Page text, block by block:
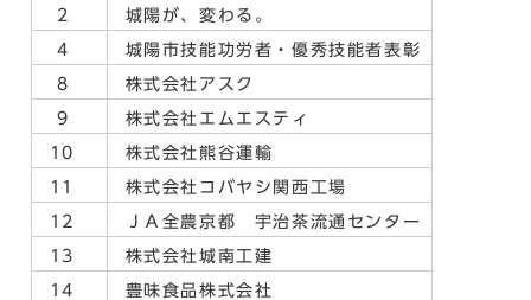
2 城陽が、変わる。
4 城陽市技能功労者・優秀技能者表彰
8 株式会社アスク
9 株式会社エムエスティ
10 株式会社熊谷運輸
11 株式会社コバヤシ関西工場
12 ＪＡ全農京都 宇治茶流通センター
13 株式会社城南工建
14 豊味食品株式会社